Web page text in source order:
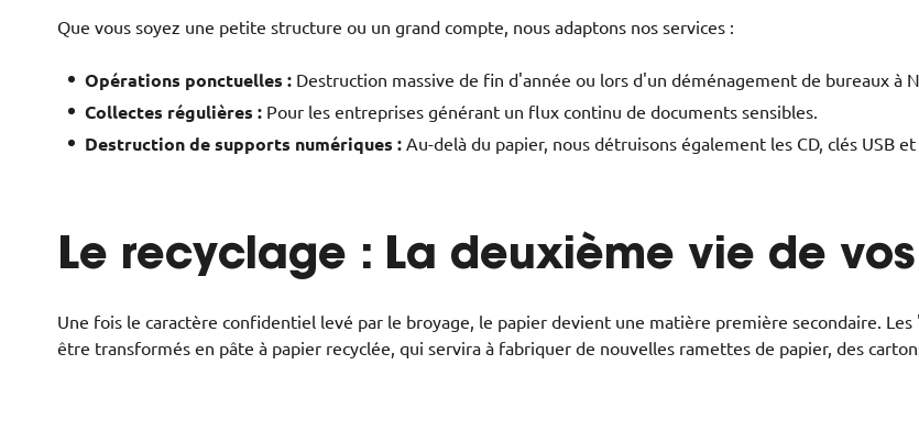
Que vous soyez une petite structure ou un grand compte, nous adaptons nos services :
Opérations ponctuelles : Destruction massive de fin d'année ou lors d'un déménagement de bureaux à
Collectes régulières : Pour les entreprises générant un flux continu de documents sensibles.
Destruction de supports numériques : Au-delà du papier, nous détruisons également les CD, clés USB
Le recyclage : La deuxième vie de
Une fois le caractère confidentiel levé par le broyage, le papier devient une matière première secondaire.
être transformés en pâte à papier recyclée, qui servira à fabriquer de nouvelles ramettes de papier, des